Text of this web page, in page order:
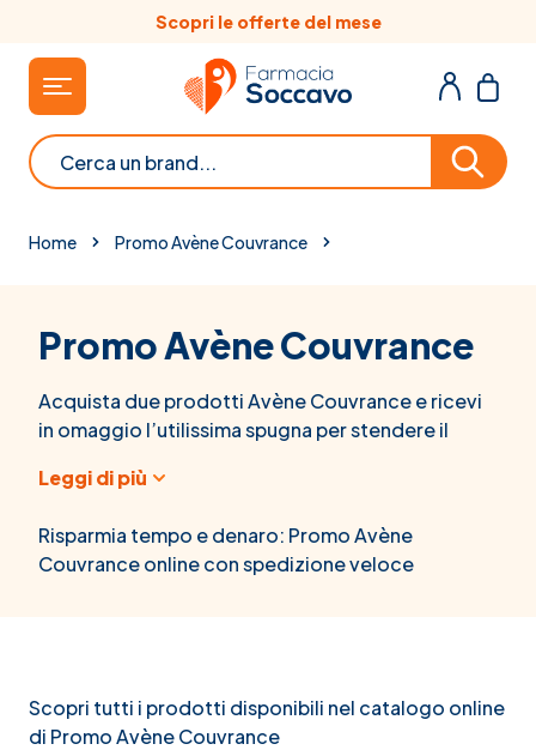
Salta al contenutoScopri le offerte del mese
Cerca
Home Promo Avène Couvrance
Promo Avène Couvrance
Acquista due prodotti Avène Couvrance e ricevi
in omaggio l’utilissima spugna per stendere il
make-up Couvrance di Avène esalta ogni tipo di
uniforma la pelle in modo spensierato,
permettendoti di esprimere te stessa senza limiti,
Leggi di più
Risparmia tempo e denaro: Promo Avène
Couvrance online con spedizione veloce
Scopri tutti i prodotti disponibili nel catalogo online
di Promo Avène Couvrance